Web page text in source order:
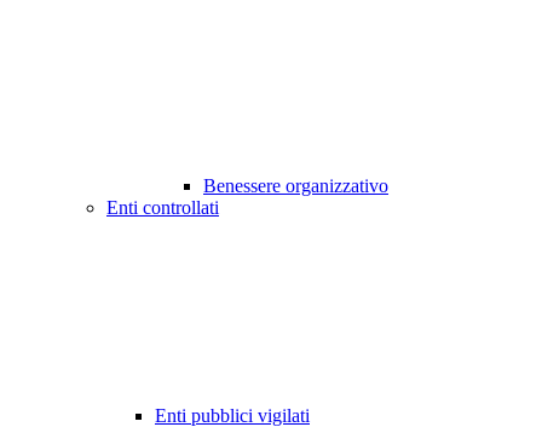
Benessere organizzativo
Enti controllati
Enti pubblici vigilati